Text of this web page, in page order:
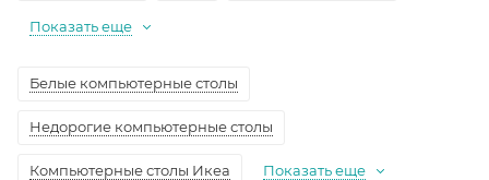
Показать еще
Белые компьютерные столы
Недорогие компьютерные столы
Компьютерные столы Икеа Показать еще